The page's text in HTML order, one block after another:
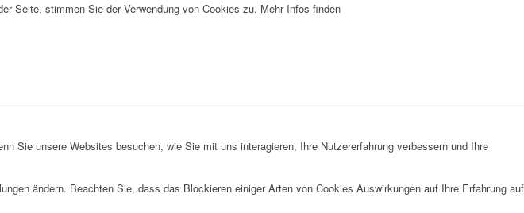
Seite, stimmen Sie der Verwendung von Cookies zu. Mehr Infos finden
Sie unsere Websites besuchen, wie Sie mit uns interagieren, Ihre Nutzererfahrung verbessern und Ihre
ändern. Beachten Sie, dass das Blockieren einiger Arten von Cookies Auswirkungen auf Ihre Erfahrung auf